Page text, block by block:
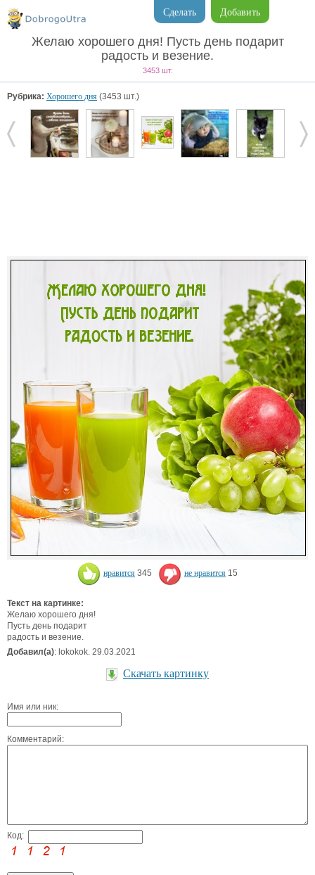
Добавить
Сделать
Желаю хорошего дня! Пусть день подарит
радость и везение.
3453 шт.
Рубрика: Хорошего дня (3453 шт.)
нравится 345 не нравится 15
Текст на картинке:
Желаю хорошего дня!
Пусть день подарит
радость и везение.
Добавил(а): lokokok. 29.03.2021
Скачать картинку
Имя или ник:
Комментарий:
Код: